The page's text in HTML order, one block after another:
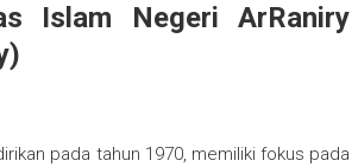
Islam Negeri ArRaniry
pada tahun 1970, memiliki fokus pada